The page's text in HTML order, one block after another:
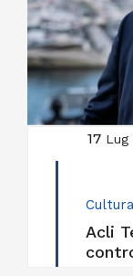
17 Lug
Cultura
Acli